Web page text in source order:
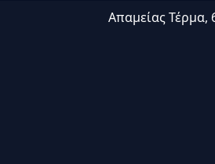
Απαμείας Τέρμα,